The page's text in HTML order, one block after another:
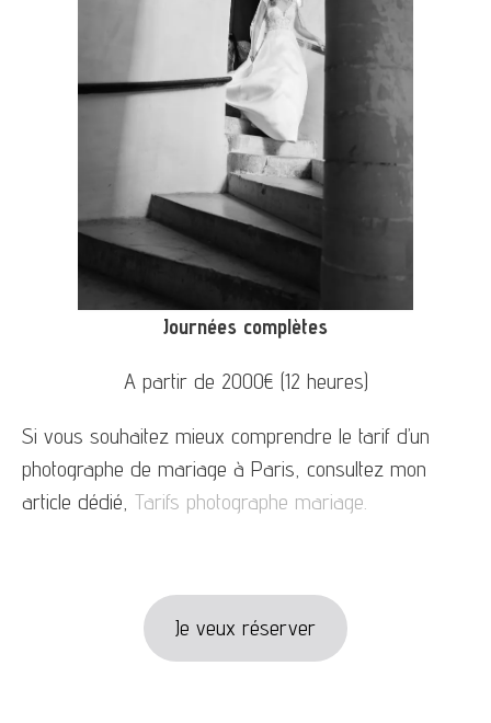
Journées complètes
A partir de 2000€ (12 heures)
Si vous souhaitez mieux comprendre le tarif d’un
photographe de mariage à Paris, consultez mon
article dédié, Tarifs photographe mariage.
Je veux réserver